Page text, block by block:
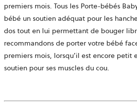
premiers mois. Tous les Porte-bébés
bébé un soutien adéquat pour les
dos tout en lui permettant de bouger
recommandons de porter votre bébé
premiers mois, lorsqu’il est encore petit
soutien pour ses muscles du cou.